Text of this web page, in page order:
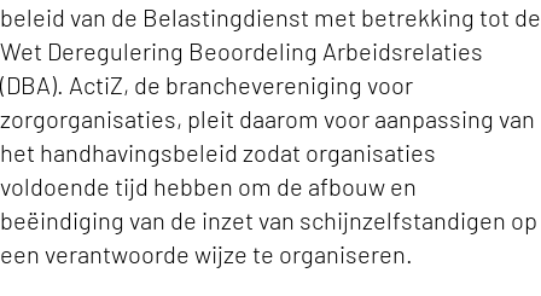
beleid van de Belastingdienst met betrekking tot de
Wet Deregulering Beoordeling Arbeidsrelaties
(DBA). ActiZ, de branchevereniging voor
zorgorganisaties, pleit daarom voor aanpassing van
het handhavingsbeleid zodat organisaties
voldoende tijd hebben om de afbouw en
beëindiging van de inzet van schijnzelfstandigen op
een verantwoorde wijze te organiseren.